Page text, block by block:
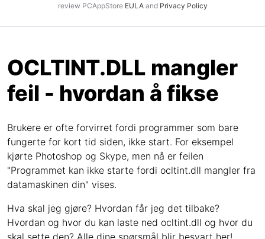
review PCAppStore EULAand Privacy Policy
OCLTINT.DLL mangler
feil - hvordan å fikse
Brukere er ofte forvirret fordi programmer som bare
fungerte for kort tid siden, ikke start. For eksempel
kjørte Photoshop og Skype, men nå er feilen
"Programmet kan ikke starte fordi ocltint.dll mangler fra
datamaskinen din" vises.
Hva skal jeg gjøre? Hvordan får jeg det tilbake?
Hvordan og hvor du kan laste ned ocltint.dll og hvor du
skal sette den? Alle dine spørsmål blir besvart her!